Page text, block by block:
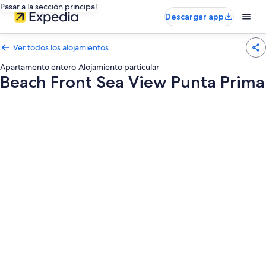
Pasar a la sección principal
Descargar app
Ver todos los alojamientos
Apartamento entero·Alojamiento particular
Beach Front Sea View Punta Prima